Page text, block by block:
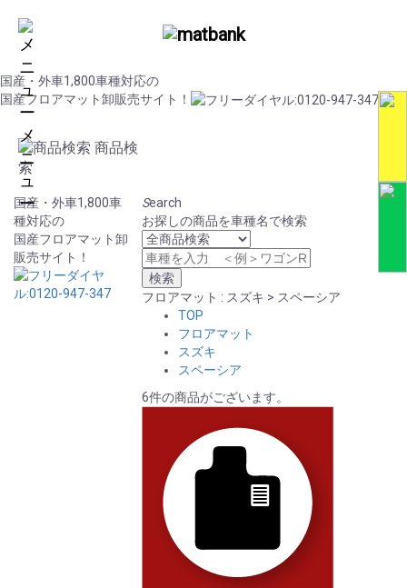
国産・外車1,800車種対応の
国産フロアマット卸販売サイト！
商品検
索
メ
ニ
ュ
ー
国産・外車1,800車
種対応の
国産フロアマット卸
販売サイト！
Search
お探しの商品を車種名で検索
フロアマット : スズキ > スペーシア
TOP
フロアマット
スズキ
スペーシア
6件の商品がございます。